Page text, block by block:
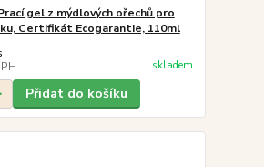
gel z mýdlových ořechů pro
Certifikát Ecogarantie, 110ml
skladem
Přidat do košíku